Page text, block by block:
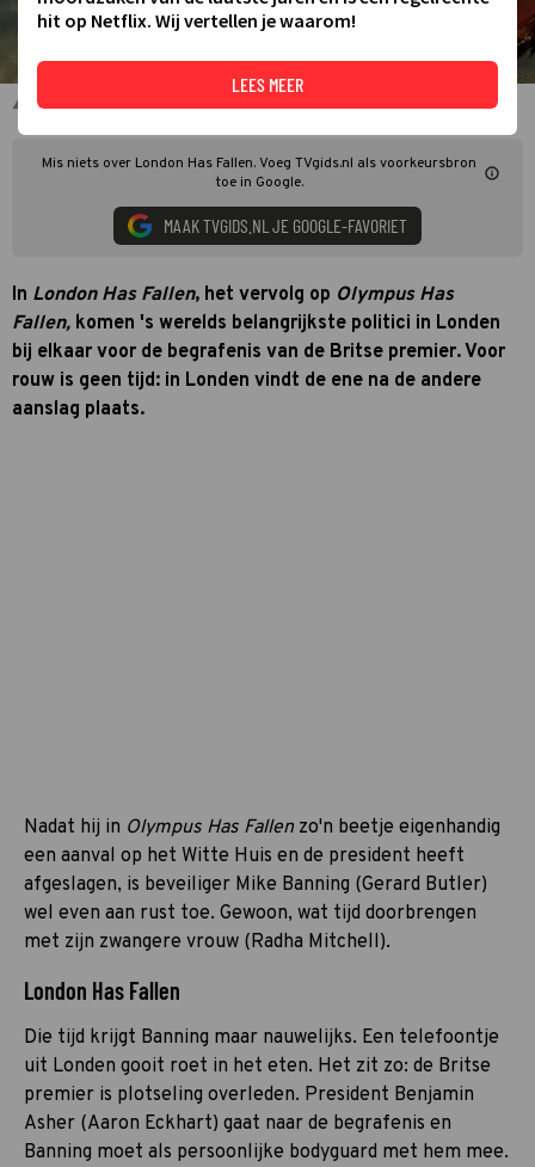
Gerard Butler voor London Has Fallen
Mis niets over London Has Fallen. Voeg TVgids.nl als voorkeursbron
toe in Google.
MAAK TVGIDS.NL JE GOOGLE-FAVORIET
In London Has Fallen, het vervolg op Olympus Has
Fallen, komen 's werelds belangrijkste politici in Londen
bij elkaar voor de begrafenis van de Britse premier. Voor
rouw is geen tijd: in Londen vindt de ene na de andere
aanslag plaats.
Nadat hij in Olympus Has Fallen zo'n beetje eigenhandig
een aanval op het Witte Huis en de president heeft
afgeslagen, is beveiliger Mike Banning (Gerard Butler)
wel even aan rust toe. Gewoon, wat tijd doorbrengen
met zijn zwangere vrouw (Radha Mitchell).
London Has Fallen
Die tijd krijgt Banning maar nauwelijks. Een telefoontje
uit Londen gooit roet in het eten. Het zit zo: de Britse
premier is plotseling overleden. President Benjamin
Asher (Aaron Eckhart) gaat naar de begrafenis en
Banning moet als persoonlijke bodyguard met hem mee.
hit op Netflix. Wij vertellen je waarom!
LEES MEER